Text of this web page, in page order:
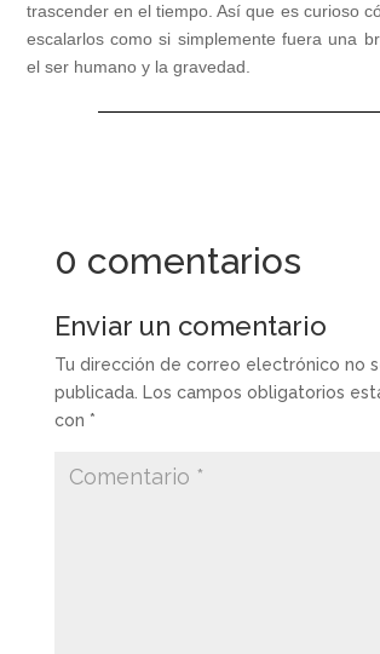
trascender en el tiempo. Así que es curioso
escalarlos como si simplemente fuera una
el ser humano y la gravedad.
0 comentarios
Enviar un comentario
Tu dirección de correo electrónico no
publicada. Los campos obligatorios
con *